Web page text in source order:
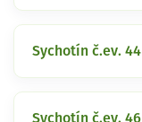
Sychotín č.ev. 44
Sychotín č.ev. 46